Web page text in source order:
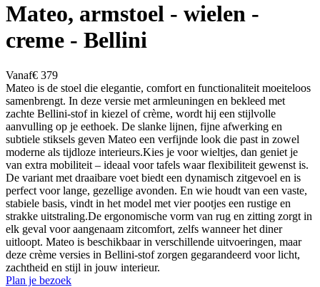
Mateo, armstoel - wielen -
creme - Bellini
Vanaf€ 379
Mateo is de stoel die elegantie, comfort en functionaliteit moeiteloos
samenbrengt. In deze versie met armleuningen en bekleed met
zachte Bellini-stof in kiezel of crème, wordt hij een stijlvolle
aanvulling op je eethoek. De slanke lijnen, fijne afwerking en
subtiele stiksels geven Mateo een verfijnde look die past in zowel
moderne als tijdloze interieurs.Kies je voor wieltjes, dan geniet je
van extra mobiliteit – ideaal voor tafels waar flexibiliteit gewenst is.
De variant met draaibare voet biedt een dynamisch zitgevoel en is
perfect voor lange, gezellige avonden. En wie houdt van een vaste,
stabiele basis, vindt in het model met vier pootjes een rustige en
strakke uitstraling.De ergonomische vorm van rug en zitting zorgt in
elk geval voor aangenaam zitcomfort, zelfs wanneer het diner
uitloopt. Mateo is beschikbaar in verschillende uitvoeringen, maar
deze crème versies in Bellini-stof zorgen gegarandeerd voor licht,
zachtheid en stijl in jouw interieur.
Plan je bezoek